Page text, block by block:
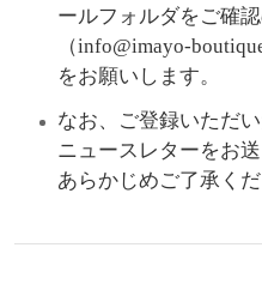
ールフォルダをご確
（info@imayo-
をお願いします。
なお、ご登録いただ
ニュースレターをお
あらかじめご了承くだ